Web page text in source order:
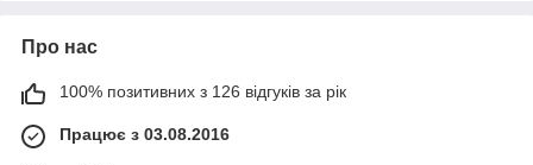
Про нас
100% позитивних з 126 відгуків за рік
Працює з 03.08.2016